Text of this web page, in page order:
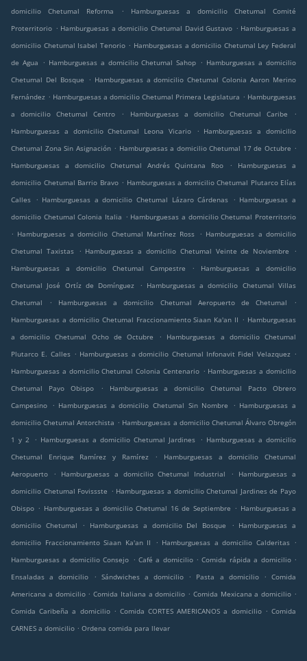
domicilio Chetumal Reforma
.
Hamburguesas a domicilio Chetumal Comité
Proterritorio . Hamburguesas a domicilio Chetumal David Gustavo . Hamburguesas a
domicilio Chetumal Isabel Tenorio . Hamburguesas a domicilio Chetumal Ley Federal
de Agua
. Hamburguesas a domicilio Chetumal Sahop . Hamburguesas a domicilio
Chetumal Del Bosque
. Hamburguesas a domicilio Chetumal Colonia Aaron Merino
Fernández . Hamburguesas a domicilio Chetumal Primera Legislatura . Hamburguesas
a domicilio Chetumal Centro
. Hamburguesas a domicilio Chetumal Caribe
.
Hamburguesas a domicilio Chetumal Leona Vicario
. Hamburguesas a domicilio
Chetumal Zona Sin Asignación . Hamburguesas a domicilio Chetumal 17 de Octubre .
Hamburguesas a domicilio Chetumal Andrés Quintana Roo
.
Hamburguesas a
domicilio Chetumal Barrio Bravo . Hamburguesas a domicilio Chetumal Plutarco Elías
Calles
. Hamburguesas a domicilio Chetumal Lázaro Cárdenas . Hamburguesas a
domicilio Chetumal Colonia Italia . Hamburguesas a domicilio Chetumal Proterritorio
. Hamburguesas a domicilio Chetumal Martínez Ross . Hamburguesas a domicilio
Chetumal Taxistas
. Hamburguesas a domicilio Chetumal Veinte de Noviembre
.
Hamburguesas a domicilio Chetumal Campestre
.
Hamburguesas a domicilio
Chetumal José Ortíz de Domínguez
. Hamburguesas a domicilio Chetumal Villas
Chetumal
. Hamburguesas a domicilio Chetumal Aeropuerto de Chetumal
.
Hamburguesas a domicilio Chetumal Fraccionamiento Siaan Ka'an II . Hamburguesas
a domicilio Chetumal Ocho de Octubre
.
Hamburguesas a domicilio Chetumal
Plutarco E. Calles . Hamburguesas a domicilio Chetumal Infonavit Fidel Velazquez .
Hamburguesas a domicilio Chetumal Colonia Centenario . Hamburguesas a domicilio
Chetumal Payo Obispo
.
Hamburguesas a domicilio Chetumal Pacto Obrero
Campesino
. Hamburguesas a domicilio Chetumal Sin Nombre . Hamburguesas a
domicilio Chetumal Antorchista . Hamburguesas a domicilio Chetumal Álvaro Obregón
1 y 2
. Hamburguesas a domicilio Chetumal Jardines . Hamburguesas a domicilio
Chetumal Enrique Ramírez y Ramírez
.
Hamburguesas a domicilio Chetumal
Aeropuerto
. Hamburguesas a domicilio Chetumal Industrial .
Hamburguesas a
domicilio Chetumal Fovissste . Hamburguesas a domicilio Chetumal Jardines de Payo
Obispo . Hamburguesas a domicilio Chetumal 16 de Septiembre . Hamburguesas a
domicilio Chetumal
. Hamburguesas a domicilio Del Bosque . Hamburguesas a
domicilio Fraccionamiento Siaan Ka'an II
. Hamburguesas a domicilio Calderitas
.
Hamburguesas a domicilio Consejo . Café a domicilio . Comida rápida a domicilio .
Ensaladas a domicilio
. Sándwiches a domicilio . Pasta a domicilio . Comida
Americana a domicilio . Comida Italiana a domicilio . Comida Mexicana a domicilio .
Comida Caribeña a domicilio . Comida CORTES AMERICANOS a domicilio . Comida
CARNES a domicilio . Ordena comida para llevar